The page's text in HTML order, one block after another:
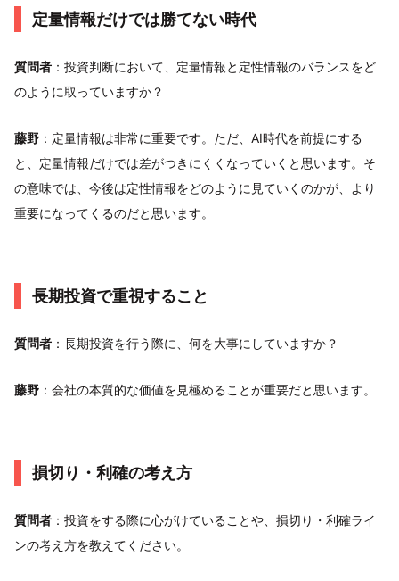
定量情報だけでは勝てない時代
質問者 ：投資判断において、定量情報と定性情報のバランスをど
のように取っていますか？
藤野 ：定量情報は非常に重要です。ただ、AI時代を前提にする
と、定量情報だけでは差がつきにくくなっていくと思います。そ
の意味では、今後は定性情報をどのように見ていくのかが、より
重要になってくるのだと思います。
長期投資で重視すること
質問者 ：長期投資を行う際に、何を大事にしていますか？
藤野 ：会社の本質的な価値を見極めることが重要だと思います。
損切り・利確の考え方
質問者 ：投資をする際に心がけていることや、損切り・利確ライ
ンの考え方を教えてください。